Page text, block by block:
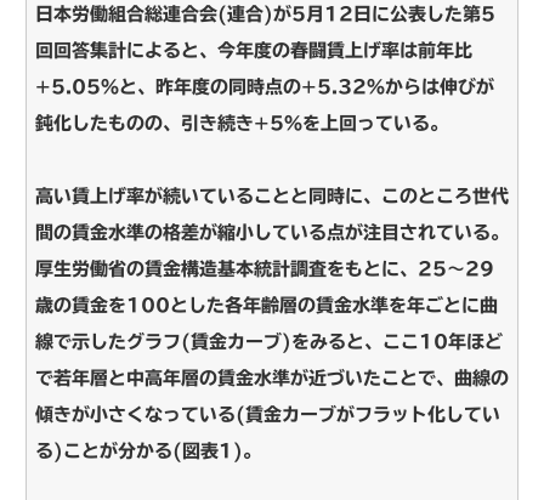
日本労働組合総連合会(連合)が5月12日に公表した第5
回回答集計によると、今年度の春闘賃上げ率は前年比
+5.05％と、昨年度の同時点の+5.32％からは伸びが
鈍化したものの、引き続き+5％を上回っている。
高い賃上げ率が続いていることと同時に、このところ世代
間の賃金水準の格差が縮小している点が注目されている。
厚生労働省の賃金構造基本統計調査をもとに、25～29
歳の賃金を100とした各年齢層の賃金水準を年ごとに曲
線で示したグラフ(賃金カーブ)をみると、ここ10年ほど
で若年層と中高年層の賃金水準が近づいたことで、曲線の
傾きが小さくなっている(賃金カーブがフラット化してい
る)ことが分かる(図表1)。